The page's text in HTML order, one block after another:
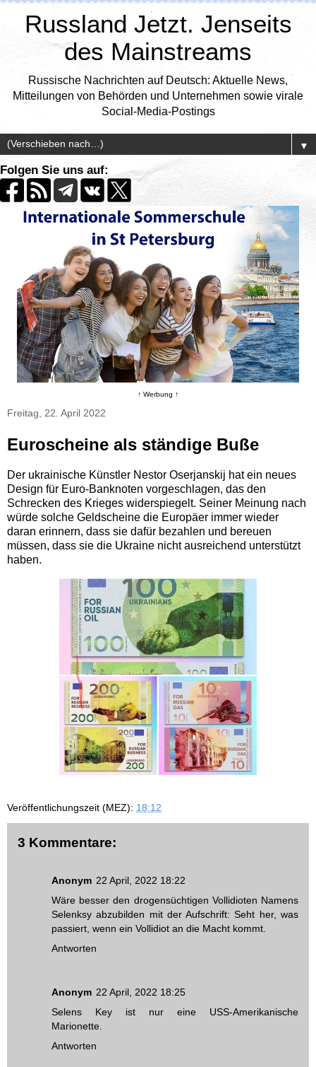
Russland Jetzt. Jenseits
des Mainstreams
Russische Nachrichten auf Deutsch: Aktuelle News,
Mitteilungen von Behörden und Unternehmen sowie virale
Social-Media-Postings
▼
Folgen Sie uns auf:
↑ Werbung ↑
Freitag, 22. April 2022
Euroscheine als ständige Buße
Der ukrainische Künstler Nestor Oserjanskij hat ein neues
Design für Euro-Banknoten vorgeschlagen, das den
Schrecken des Krieges widerspiegelt. Seiner Meinung nach
würde solche Geldscheine die Europäer immer wieder
daran erinnern, dass sie dafür bezahlen und bereuen
müssen, dass sie die Ukraine nicht ausreichend unterstützt
haben.
Veröffentlichungszeit (MEZ): 18:12
3 Kommentare:
Anonym 22 April, 2022 18:22
Wäre besser den drogensüchtigen Vollidioten Namens
Selenksy abzubilden mit der Aufschrift: Seht her, was
passiert, wenn ein Vollidiot an die Macht kommt.
Antworten
Anonym 22 April, 2022 18:25
Selens Key ist nur eine USS-Amerikanische
Marionette.
Antworten